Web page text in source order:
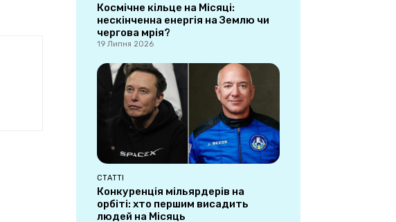
Космічне кільце на Місяці:
нескінченна енергія на Землю чи
чергова мрія?
19 Липня 2026
СТАТТІ
Конкуренція мільярдерів на
орбіті: хто першим висадить
людей на Місяць